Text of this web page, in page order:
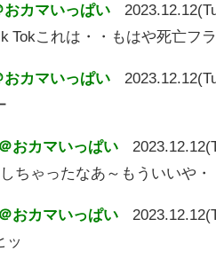
おカマいっぱい
Tokこれは・・もはや死亡フ
おカマいっぱい
おカマいっぱい
ちゃったなあ～もういいや・
おカマいっぱい
ッ